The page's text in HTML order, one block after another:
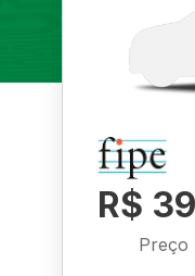
R$
Preço